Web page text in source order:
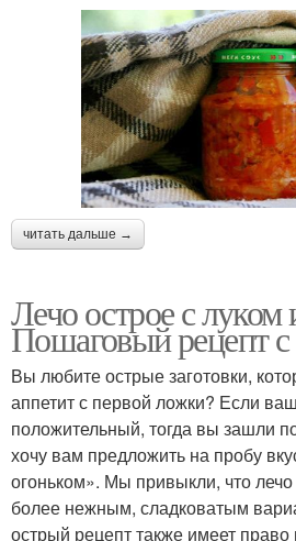
читать дальше →
Лечо острое с луком
Пошаговый рецепт
Вы любите острые заготовки,
аппетит с первой ложки? Если
положительный, тогда вы зашли
хочу вам предложить на пробу
огоньком». Мы привыкли, что
более нежным, сладковатым
острый рецепт также имеет право